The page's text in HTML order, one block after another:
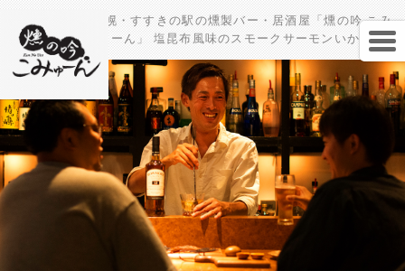
札幌・すすきの駅の燻製バー・居酒屋「燻の吟 こみ
ゅーん」 塩昆布風味のスモークサーモンいかが☆